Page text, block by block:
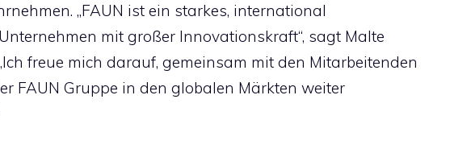
„FAUN ist ein starkes, international
mit großer Innovationskraft“, sagt Malte
freue mich darauf, gemeinsam mit den Mitarbeitenden
FAUN Gruppe in den globalen Märkten weiter